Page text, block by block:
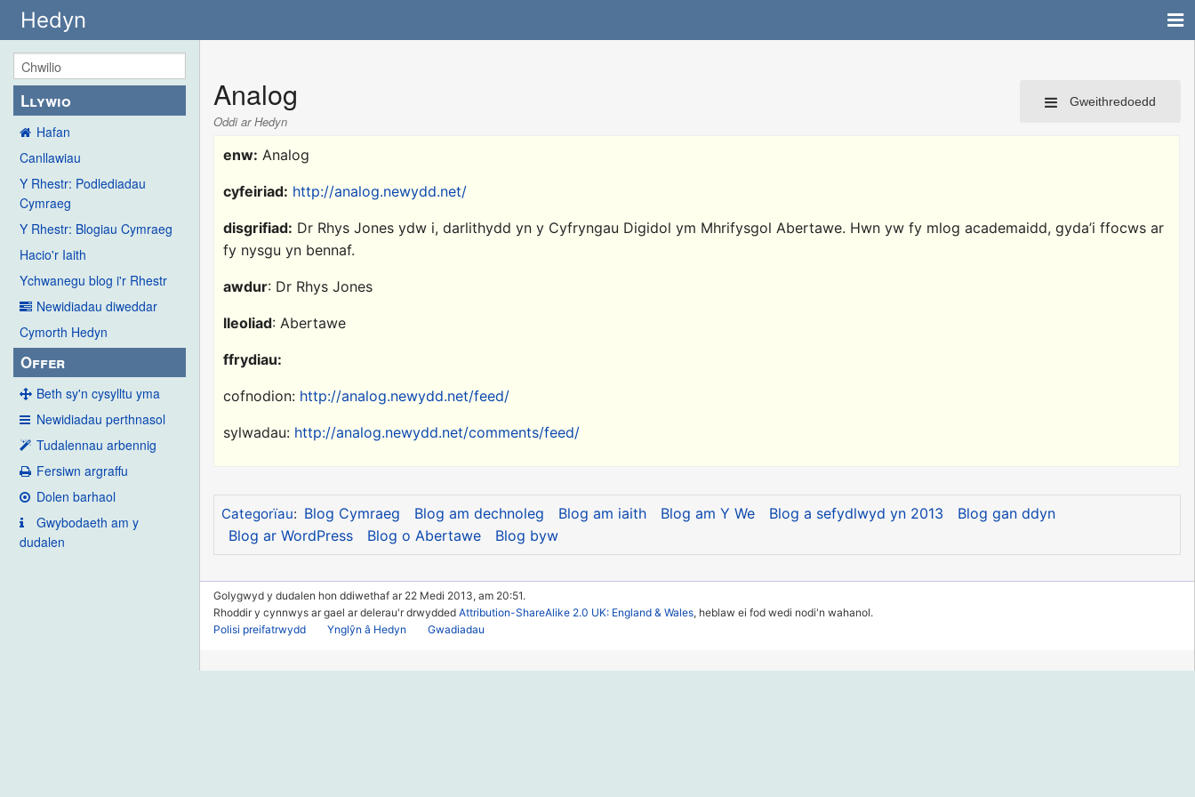
Hedyn
Llywio
Hafan
Canllawiau
Y Rhestr: Podlediadau
Cymraeg
Y Rhestr: Blogiau Cymraeg
Hacio'r Iaith
Ychwanegu blog i'r Rhestr
Newidiadau diweddar
Cymorth Hedyn
Offer
Beth sy'n cysylltu yma
Newidiadau perthnasol
Tudalennau arbennig
Fersiwn argraffu
Dolen barhaol
Gwybodaeth am y
dudalen
Gweithredoedd
Analog
Oddi ar Hedyn
enw: Analog
cyfeiriad: http://analog.newydd.net/
disgrifiad: Dr Rhys Jones ydw i, darlithydd yn y Cyfryngau Digidol ym Mhrifysgol Abertawe. Hwn yw fy mlog academaidd, gyda’i ffocws ar
fy nysgu yn bennaf.
awdur: Dr Rhys Jones
lleoliad: Abertawe
ffrydiau:
cofnodion: http://analog.newydd.net/feed/
sylwadau: http://analog.newydd.net/comments/feed/
Categorïau: Blog Cymraeg Blog am dechnoleg Blog am iaith Blog am Y We Blog a sefydlwyd yn 2013
Blog gan ddyn
Blog ar WordPress
Blog o Abertawe Blog byw
Golygwyd y dudalen hon ddiwethaf ar 22 Medi 2013, am 20:51.
Rhoddir y cynnwys ar gael ar delerau'r drwyddedAttribution-ShareAlike 2.0 UK: England & Wales, heblaw ei fod wedi nodi'n wahanol.
Polisi preifatrwydd
Ynglŷn â Hedyn Gwadiadau